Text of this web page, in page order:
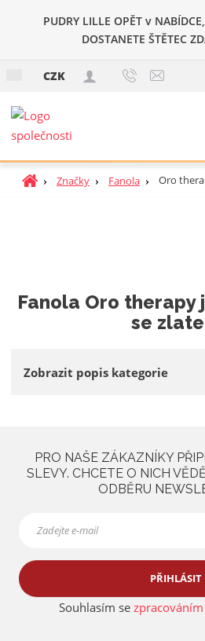
PUDRY LILLE OPĚT v
DOSTANETE ŠTĚTEC
CZK
Ú
t
a
Značky Fanola Oro
Fanola Oro therapy
se
Zobrazit popis kategorie
PRO NAŠE ZÁKAZNÍKY
SLEVY. CHCETE O NICH
ODBĚRU
PŘIHLÁSIT
Souhlasím se